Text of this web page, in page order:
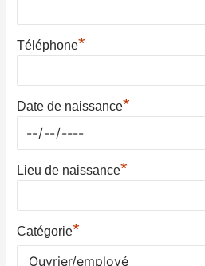
Téléphone*
Date de naissance*
Lieu de naissance*
Catégorie*